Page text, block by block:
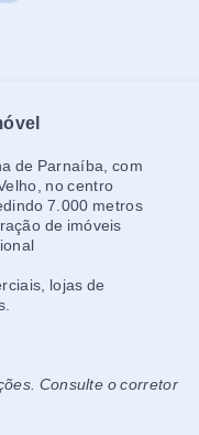
de Parnaíba, com
no centro
7.000 metros
de imóveis
lojas de
Consulte o corretor